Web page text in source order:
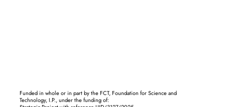
Funded in whole or in part by the FCT, Foundation for Science and
Technology, I.P., under the funding of: